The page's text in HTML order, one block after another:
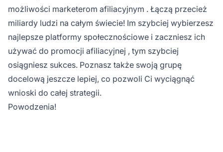
możliwości marketerom afiliacyjnym . Łączą przecież
miliardy ludzi na całym świecie! Im szybciej wybierzesz
najlepsze platformy społecznościowe i zaczniesz ich
używać do promocji afiliacyjnej , tym szybciej
osiągniesz sukces. Poznasz także swoją grupę
docelową jeszcze lepiej, co pozwoli Ci wyciągnąć
wnioski do całej strategii.
Powodzenia!